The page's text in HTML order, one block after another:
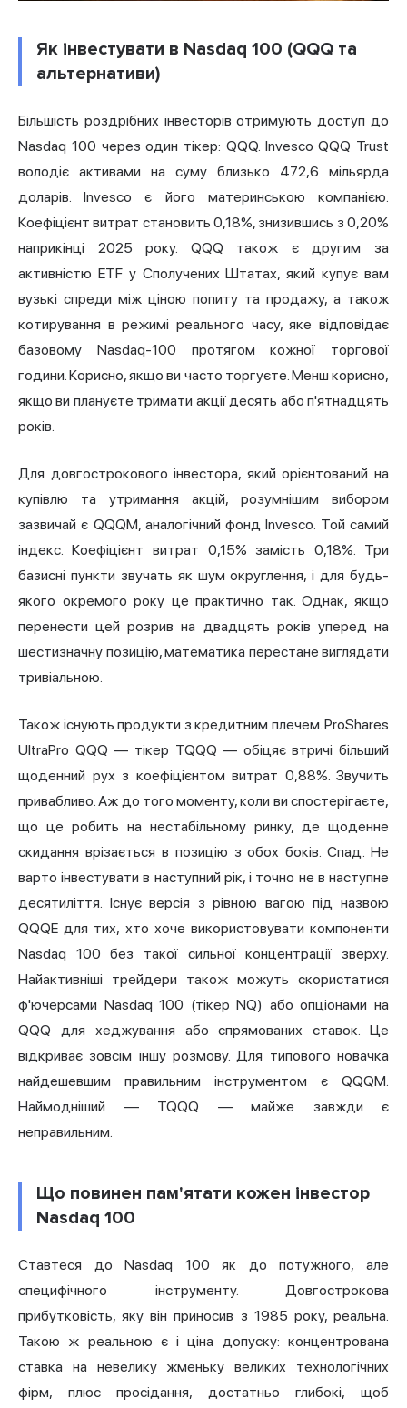
Як інвестувати в Nasdaq 100 (QQQ та
альтернативи)
Більшість роздрібних інвесторів отримують доступ до
Nasdaq 100 через один тікер: QQQ. Invesco QQQ Trust
володіє активами на суму близько 472,6 мільярда
доларів. Invesco є його материнською компанією.
Коефіцієнт витрат становить 0,18%, знизившись з 0,20%
наприкінці 2025 року. QQQ також є другим за
активністю ETF у Сполучених Штатах, який купує вам
вузькі спреди між ціною попиту та продажу, а також
котирування в режимі реального часу, яке відповідає
базовому Nasdaq-100 протягом кожної торгової
години. Корисно, якщо ви часто торгуєте. Менш корисно,
якщо ви плануєте тримати акції десять або п'ятнадцять
років.
Для довгострокового інвестора, який орієнтований на
купівлю та утримання акцій, розумнішим вибором
зазвичай є QQQM, аналогічний фонд Invesco. Той самий
індекс. Коефіцієнт витрат 0,15% замість 0,18%. Три
базисні пункти звучать як шум округлення, і для будь-
якого окремого року це практично так. Однак, якщо
перенести цей розрив на двадцять років уперед на
шестизначну позицію, математика перестане виглядати
тривіальною.
Також існують продукти з кредитним плечем. ProShares
UltraPro QQQ — тікер TQQQ — обіцяє втричі більший
щоденний рух з коефіцієнтом витрат 0,88%. Звучить
привабливо. Аж до того моменту, коли ви спостерігаєте,
що це робить на нестабільному ринку, де щоденне
скидання врізається в позицію з обох боків. Спад. Не
варто інвестувати в наступний рік, і точно не в наступне
десятиліття. Існує версія з рівною вагою під назвою
QQQE для тих, хто хоче використовувати компоненти
Nasdaq 100 без такої сильної концентрації зверху.
Найактивніші трейдери також можуть скористатися
ф'ючерсами Nasdaq 100 (тікер NQ) або опціонами на
QQQ для хеджування або спрямованих ставок. Це
відкриває зовсім іншу розмову. Для типового новачка
найдешевшим правильним інструментом є QQQM.
Наймодніший — TQQQ — майже завжди є
неправильним.
Що повинен пам'ятати кожен інвестор
Nasdaq 100
Ставтеся до Nasdaq 100 як до потужного, але
специфічного інструменту. Довгострокова
прибутковість, яку він приносив з 1985 року, реальна.
Такою ж реальною є і ціна допуску: концентрована
ставка на невелику жменьку великих технологічних
фірм, плюс просідання, достатньо глибокі, щоб